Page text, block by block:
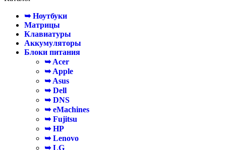
➥ Ноутбуки
Матрицы
Клавиатуры
Аккумуляторы
Блоки питания
➥ Acer
➥ Apple
➥ Asus
➥ Dell
➥ DNS
➥ eMachines
➥ Fujitsu
➥ HP
➥ Lenovo
➥ LG